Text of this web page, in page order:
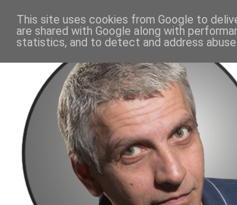
This site uses cookies from Google to
are shared with Google along with
statistics, and to detect and address abuse.